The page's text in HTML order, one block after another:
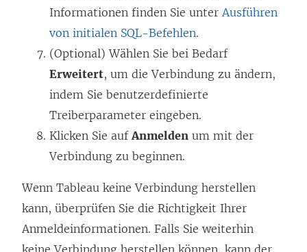
Informationen finden Sie unterAusführen
von initialen SQL-Befehlen.
(Optional) Wählen Sie bei Bedarf
Erweitert, um die Verbindung zu ändern,
indem Sie benutzerdefinierte
Treiberparameter eingeben.
Klicken Sie aufAnmelden um mit der
Verbindung zu beginnen.
Wenn Tableau keine Verbindung herstellen
kann, überprüfen Sie die Richtigkeit Ihrer
Anmeldeinformationen. Falls Sie weiterhin